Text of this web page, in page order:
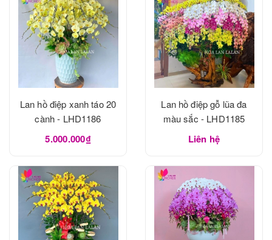
Lan hồ điệp xanh táo 20
cành - LHD1186
5.000.000₫
Lan hồ điệp gỗ lũa đa
màu sắc - LHD1185
Liên hệ